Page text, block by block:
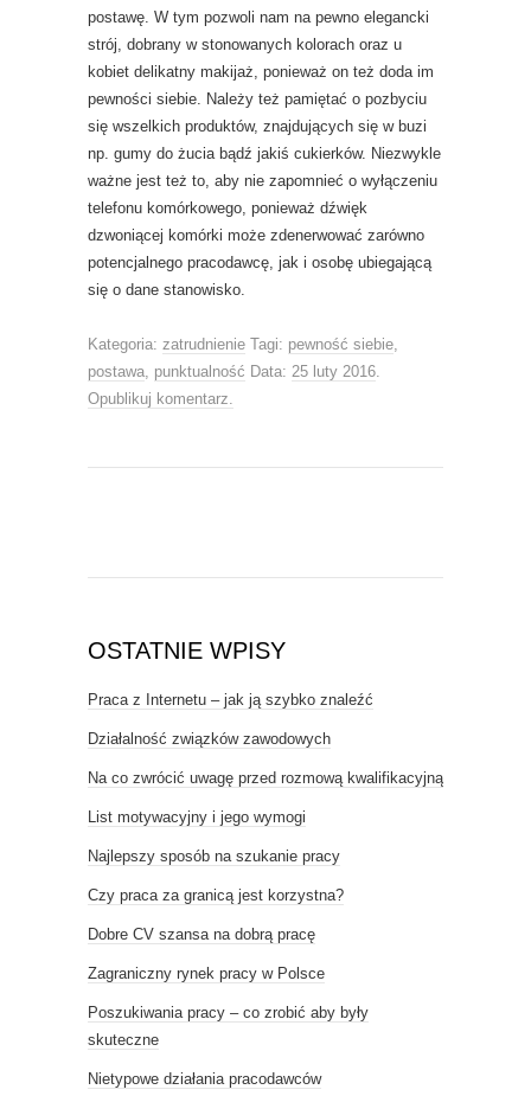
postawę. W tym pozwoli nam na pewno elegancki
strój, dobrany w stonowanych kolorach oraz u
kobiet delikatny makijaż, ponieważ on też doda im
pewności siebie. Należy też pamiętać o pozbyciu
się wszelkich produktów, znajdujących się w buzi
np. gumy do żucia bądź jakiś cukierków. Niezwykle
ważne jest też to, aby nie zapomnieć o wyłączeniu
telefonu komórkowego, ponieważ dźwięk
dzwoniącej komórki może zdenerwować zarówno
potencjalnego pracodawcę, jak i osobę ubiegającą
się o dane stanowisko.
Kategoria: zatrudnienie Tagi: pewność siebie
postawa punktualność Data: 25 luty 2016
Opublikuj komentarz.
OSTATNIE WPISY
Praca z Internetu – jak ją szybko znaleźć
Działalność związków zawodowych
Na co zwrócić uwagę przed rozmową kwalifikacyjną
List motywacyjny i jego wymogi
Najlepszy sposób na szukanie pracy
Czy praca za granicą jest korzystna?
Dobre CV szansa na dobrą pracę
Zagraniczny rynek pracy w Polsce
Poszukiwania pracy – co zrobić aby były
skuteczne
Nietypowe działania pracodawców